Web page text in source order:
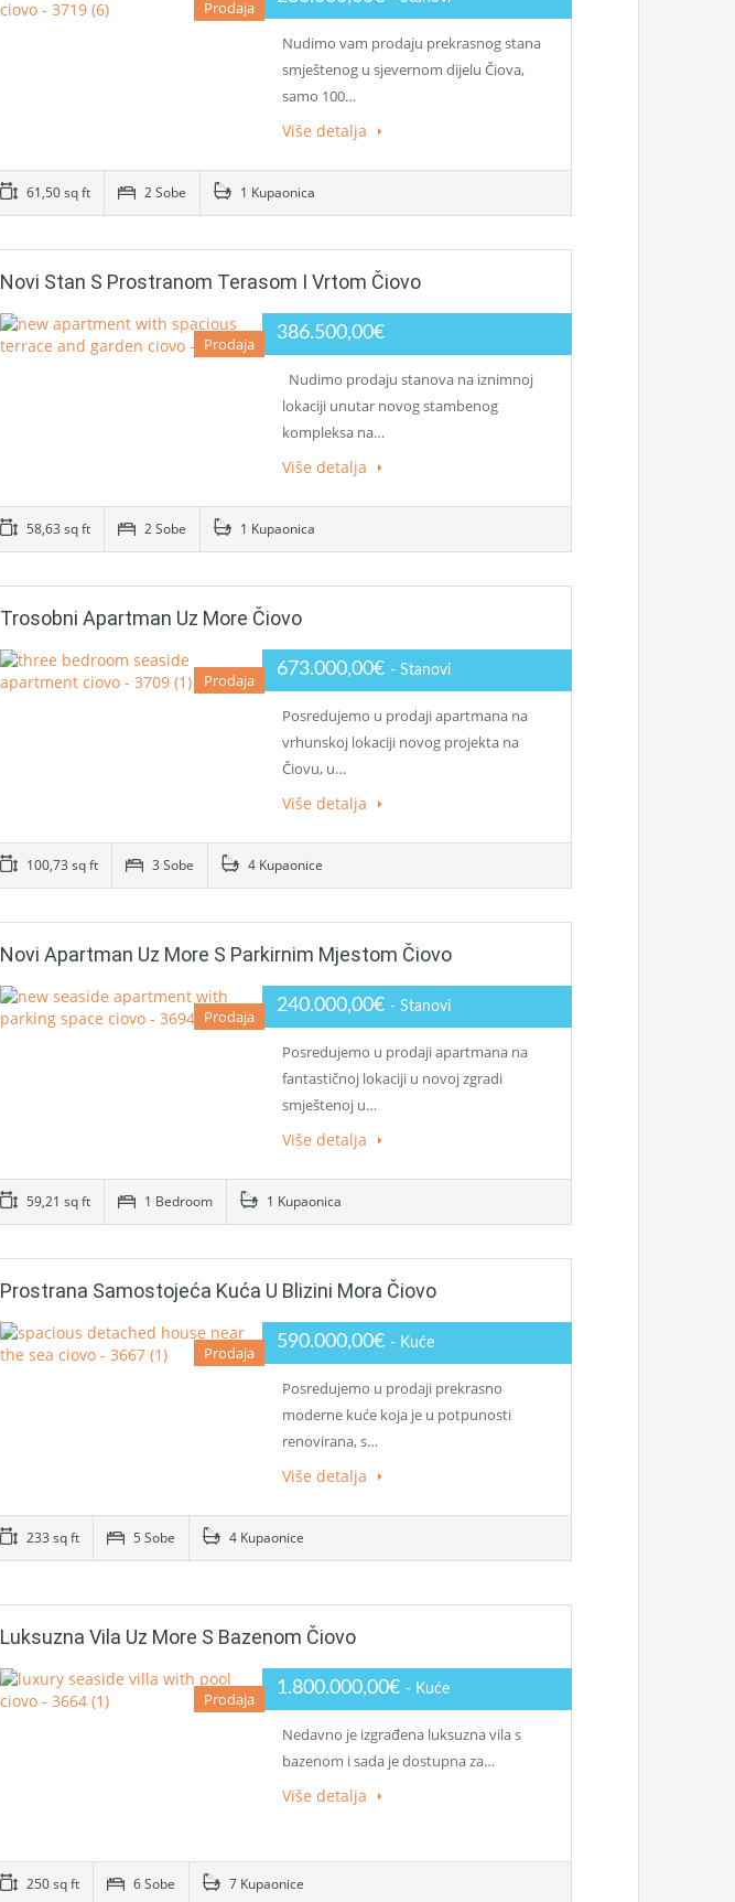
Prodaja
Nudimo vam prodaju prekrasnog stana
smještenog u sjevernom dijelu Čiova,
samo 100…
Više detalja
61,50 sq ft 2 Sobe 1 Kupaonica
Novi Stan S Prostranom Terasom I Vrtom Čiovo
Prodaja
386.500,00€
Nudimo prodaju stanova na iznimnoj
lokaciji unutar novog stambenog
kompleksa na…
Više detalja
58,63 sq ft 2 Sobe 1 Kupaonica
Trosobni Apartman Uz More Čiovo
Prodaja
673.000,00€ - Stanovi
Posredujemo u prodaji apartmana na
vrhunskoj lokaciji novog projekta na
Čiovu, u…
Više detalja
100,73 sq ft 3 Sobe 4 Kupaonice
Novi Apartman Uz More S Parkirnim Mjestom Čiovo
Prodaja
240.000,00€ - Stanovi
Posredujemo u prodaji apartmana na
fantastičnoj lokaciji u novoj zgradi
smještenoj u…
Više detalja
59,21 sq ft 1 Bedroom 1 Kupaonica
Prostrana Samostojeća Kuća U Blizini Mora Čiovo
Prodaja
590.000,00€ - Kuće
Posredujemo u prodaji prekrasno
moderne kuće koja je u potpunosti
renovirana, s…
Više detalja
233 sq ft 5 Sobe 4 Kupaonice
Luksuzna Vila Uz More S Bazenom Čiovo
Prodaja
1.800.000,00€ - Kuće
Nedavno je izgrađena luksuzna vila s
bazenom i sada je dostupna za…
Više detalja
250 sq ft 6 Sobe 7 Kupaonice